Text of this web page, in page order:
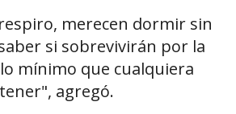
merecen dormir sin
si sobrevivirán por la
mínimo que cualquiera
agregó.